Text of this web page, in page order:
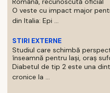
O veste cu impact major
din Italia: Epi ...
STIRI EXTERNE
Studiul care schimbă
înseamnă pentru Iași, oraș
Diabetul de tip 2 este una
cronice la ...